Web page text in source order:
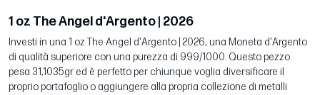
1 oz The Angel d'Argento | 2026
Investi in una 1 oz The Angel d'Argento | 2026, una Moneta d'Argento
di qualità superiore con una purezza di 999/1000. Questo pezzo
pesa 31,1035gr ed è perfetto per chiunque voglia diversificare il
proprio portafoglio o aggiungere alla propria collezione di metalli